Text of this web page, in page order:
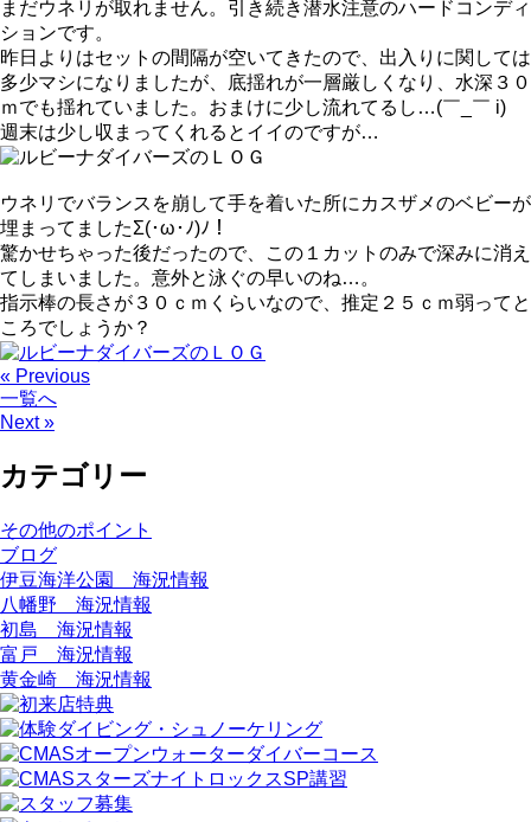
まだウネリが取れません。引き続き潜水注意のハードコンディ
ションです。
昨日よりはセットの間隔が空いてきたので、出入りに関しては
多少マシになりましたが、底揺れが一層厳しくなり、水深３０
ｍでも揺れていました。おまけに少し流れてるし…(￣_￣ i)
週末は少し収まってくれるとイイのですが…
ウネリでバランスを崩して手を着いた所にカスザメのベビーが
埋まってましたΣ(･ω･ﾉ)ﾉ！
驚かせちゃった後だったので、この１カットのみで深みに消え
てしまいました。意外と泳ぐの早いのね…。
指示棒の長さが３０ｃｍくらいなので、推定２５ｃｍ弱ってと
ころでしょうか？
« Previous
一覧へ
Next »
カテゴリー
その他のポイント
ブログ
伊豆海洋公園 海況情報
八幡野 海況情報
初島 海況情報
富戸 海況情報
黄金崎 海況情報